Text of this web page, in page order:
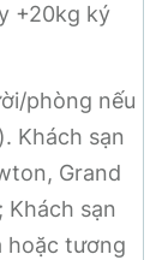
+20kg ký
phòng nếu
Khách sạn
Grand
sạn
hoặc tương